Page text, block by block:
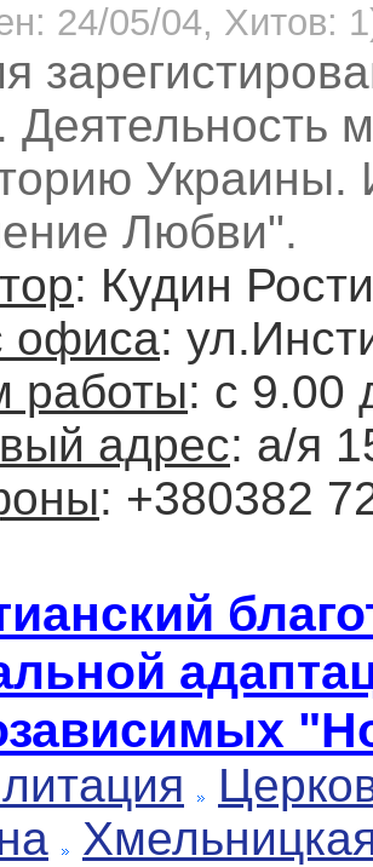
24/05/04, Хитов:
Украины.
Любви".
: Кудин
офиса:
работы: с 9.00
адрес: а/я
: +380382